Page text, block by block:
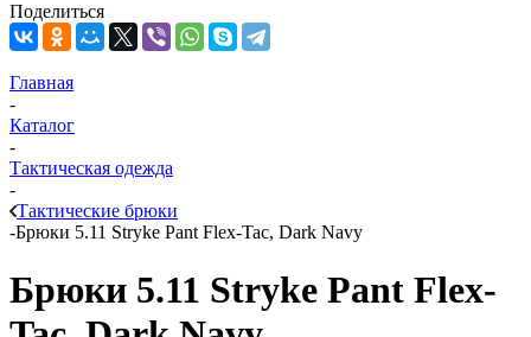
Поделиться
Главная
-
Каталог
-
Тактическая одежда
-
Тактические брюки
-Брюки 5.11 Stryke Pant Flex-Tac, Dark Navy
Брюки 5.11 Stryke Pant Flex-